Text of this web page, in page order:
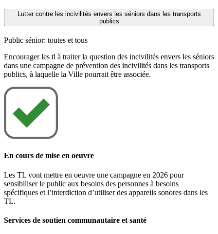
Lutter contre les incivilités envers les séniors dans les transports
publics
Public sénior: toutes et tous
Encourager les tl à traiter la question des incivilités envers les séniors
dans une campagne de prévention des incivilités dans les transports
publics, à laquelle la Ville pourrait être associée.
En cours de mise en oeuvre
Les TL vont mettre en oeuvre une campagne en 2026 pour
sensibiliser le public aux besoins des personnes à besoins
spécifiques et l’interdiction d’utiliser des appareils sonores dans les
TL.
Services de soutien communautaire et santé